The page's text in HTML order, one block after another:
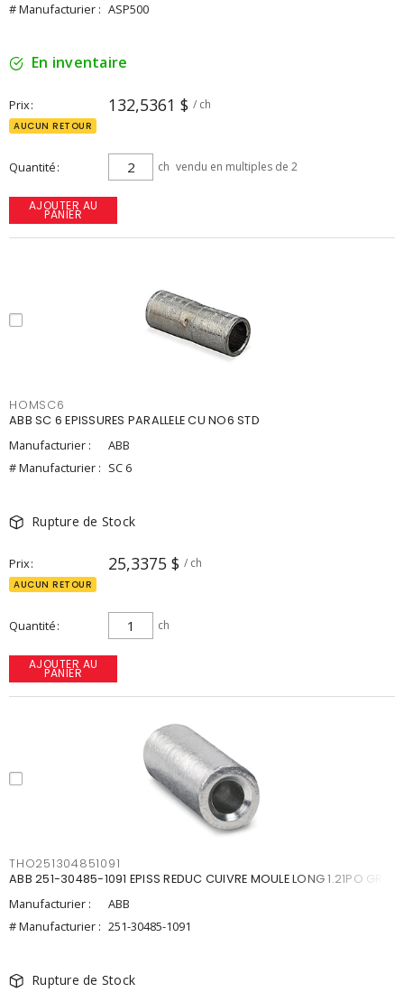
# Manufacturier : ASP500
En inventaire
Prix 132,5361 $ / ch
AUCUN RETOUR
Quantité ch vendu en multiples de 2
AJOUTER AU
PANIER
HOMSC6
ABB SC 6 EPISSURES PARALLELE CU NO6 STD
Manufacturier :
ABB
# Manufacturier : SC 6
Rupture de Stock
Prix 25,3375 $ / ch
AUCUN RETOUR
Quantité ch
AJOUTER AU
PANIER
THO251304851091
ABB 251-30485-1091 EPISS REDUC CUIVRE MOULE LONG 1.21PO GRIS
Manufacturier :
ABB
# Manufacturier : 251-30485-1091
Rupture de Stock